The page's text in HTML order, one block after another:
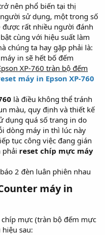
nên phổ biến tại thị
sử dụng, một trong số
được rất nhiều người đánh
cùng với hiệu suất làm
chúng ta hay gặp phải là:
in sẽ hết bố đếm
XP-760 tràn bộ đếm
máy in Epson XP-760
là điều không thể tránh
màu, quy định và thiết kế
dụng quá số trang in do
dòng máy in thì lúc này
tục công việc đang gián
phải reset chíp mực máy
máy in
mực (tràn bộ đếm mực
sau: